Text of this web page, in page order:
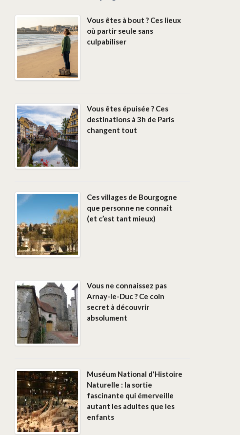
Vous êtes à bout ? Ces lieux
où partir seule sans
culpabiliser
Vous êtes épuisée ? Ces
destinations à 3h de Paris
changent tout
Ces villages de Bourgogne
que personne ne connaît
(et c’est tant mieux)
Vous ne connaissez pas
Arnay-le-Duc ? Ce coin
secret à découvrir
absolument
Muséum National d'Histoire
Naturelle : la sortie
fascinante qui émerveille
autant les adultes que les
enfants